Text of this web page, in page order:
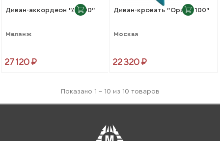
Диван-аккордеон "АК100"
Меланж
27 120 ₽
Диван-кровать "Орион 100"
Москва
22 320 ₽
Показано 1 - 10 из 10 товаров